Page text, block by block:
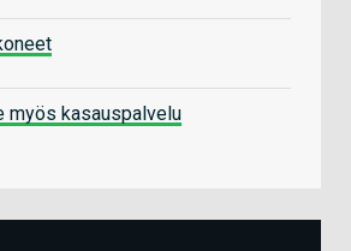
myös kasauspalvelu